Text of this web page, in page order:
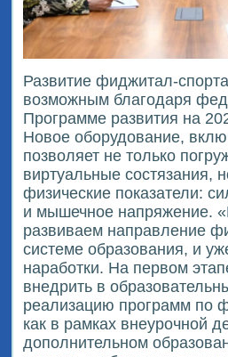
Развитие фиджитал-
возможным благодаря
Программе развития на
Новое оборудование,
позволяет не только
виртуальные состязания,
физические показатели:
и мышечное напряжение.
развиваем направление
системе образования, и
наработки. На первом
внедрить в
реализацию программ по
как в рамках внеурочной
дополнительном